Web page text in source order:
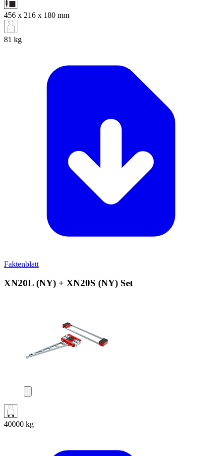
456 x 216 x 180 mm
81 kg
Faktenblatt
XN20L (NY) + XN20S (NY) Set
40000 kg